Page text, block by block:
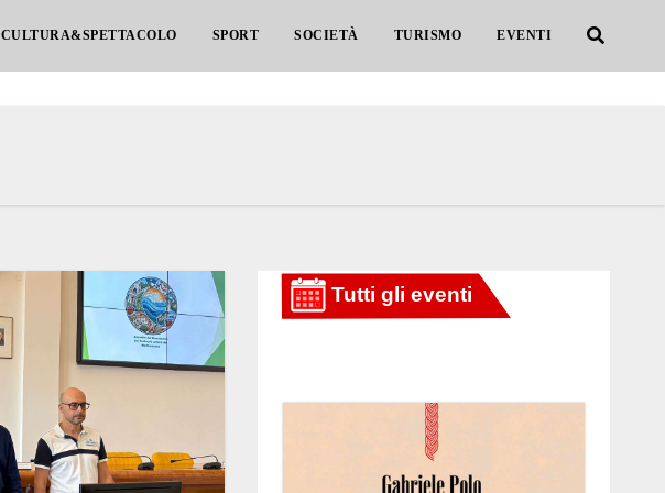
CULTURA&SPETTACOLO SPORT SOCIETÀ TURISMO EVENTI